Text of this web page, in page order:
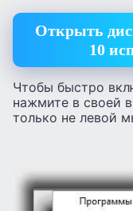
Открыть
10
Чтобы быстро
нажмите в своей
только не левой